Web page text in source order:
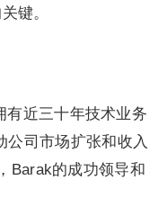
键。
有近三十年技术业务
司市场扩张和收入
Barak的成功领导和